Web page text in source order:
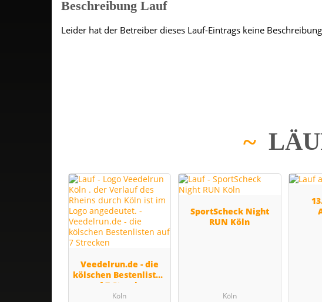
Beschreibung Lauf
Leider hat der Betreiber dieses Lauf-Eintrags keine
Veedelrun.de - die
kölschen Bestenlisten
auf 7 Strecken
Köln
SportScheck Night
RUN Köln
Köln